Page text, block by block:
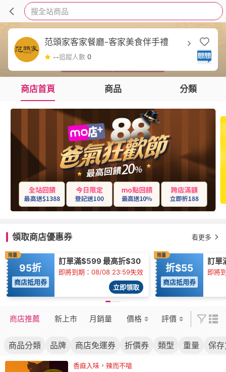
搜全站商品
范頭家客家餐廳-客家美食伴手禮
--追蹤人數 0
商店首頁 商品 分類
領取商店優惠券 看更多
限量
95折
商店抵用券
訂單滿$599 最高折$30
即將到期：08/08 23:59失效
立即領取
限量
折$55
商店抵用券
訂單
即將
商店推薦 新上市 月銷量 價格 評價
商品分類 品牌 商店免運券 折價券 類型 重量 保
香麻入味，辣而不嗆